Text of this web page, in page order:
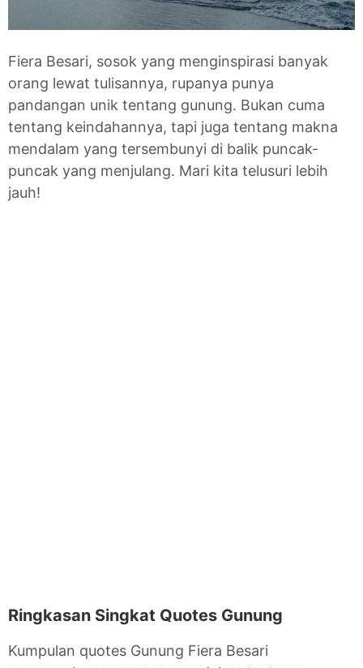
Fiera Besari, sosok yang menginspirasi banyak
orang lewat tulisannya, rupanya punya
pandangan unik tentang gunung. Bukan cuma
tentang keindahannya, tapi juga tentang makna
mendalam yang tersembunyi di balik puncak-
puncak yang menjulang. Mari kita telusuri lebih
jauh!
Ringkasan Singkat Quotes Gunung
Kumpulan quotes Gunung Fiera Besari